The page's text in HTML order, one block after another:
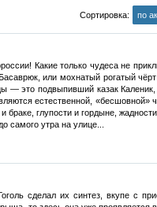
Сортировка: по
Какие только чудеса не
или мохнатый рогатый
— это подвыпивший казак
естественной, «бесшовной»
глупости и гордыне,
самого утра на улице...
сделал их синтез, вкупе с